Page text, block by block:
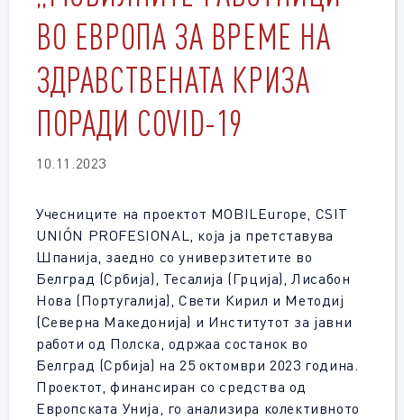
ВО ЕВРОПА ЗА ВРЕМЕ НА
ЗДРАВСТВЕНАТА КРИЗА
ПОРАДИ COVID-19
10.11.2023
Учесниците на проектот MOBILEurope, CSIT
UNIÓN PROFESIONAL, која ја претставува
Шпанија, заедно со универзитетите во
Белград (Србија), Тесалија (Грција), Лисабон
Нова (Португалија), Свети Кирил и Методиј
(Северна Македонија) и Институтот за јавни
работи од Полска, одржаа состанок во
Белград (Србија) на 25 октомври 2023 година.
Проектот, финансиран со средства од
Европската Унија, го анализира колективното